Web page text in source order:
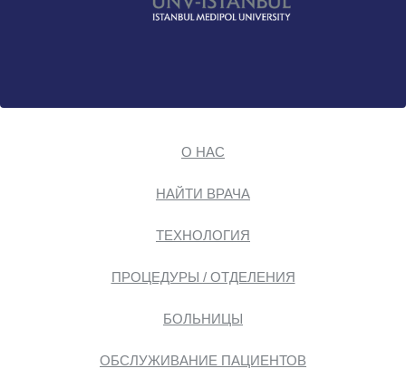
О НАС
НАЙТИ ВРАЧА
ТЕХНОЛОГИЯ
ПРОЦЕДУРЫ / ОТДЕЛЕНИЯ
БОЛЬНИЦЫ
ОБСЛУЖИВАНИЕ ПАЦИЕНТОВ